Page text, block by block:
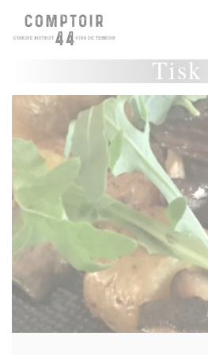
Panel pro správu cookies
Tisk